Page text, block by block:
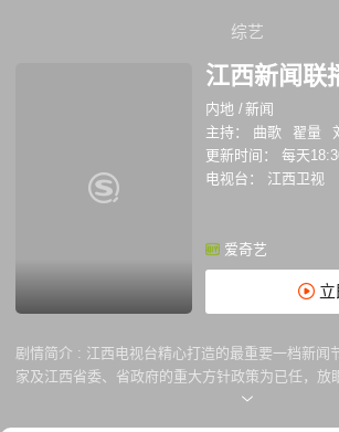
综艺
江西新闻联
内地 /新闻
主持：
曲歌 翟量
更新时间：
每天
电视台：
江西卫视
爱奇艺
剧情简介 : 江西电视台精心打造的最重要一档新闻
家及江西省委、省政府的重大方针政策为已任，放
外特别是发生在江西大地上的最新重大事件，突出